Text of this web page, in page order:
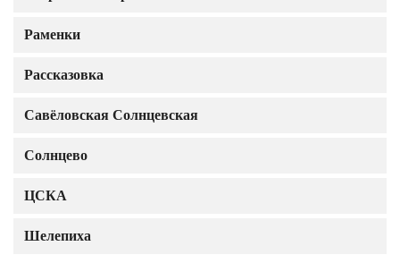
Раменки
Рассказовка
Савёловская Солнцевская
Солнцево
ЦСКА
Шелепиха